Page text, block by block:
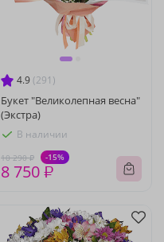
4.9 (291)
Букет "Великолепная весна"
(Экстра)
В наличии
10 290 ₽ -15%
8 750 ₽